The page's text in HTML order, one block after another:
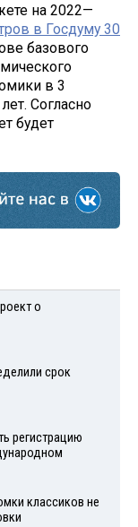
на 2022—
в Госдуму 30
базового
в 3
Согласно
будет
о
срок
регистрацию
классиков не